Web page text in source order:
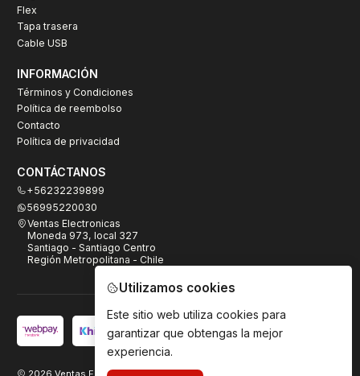
Flex
Tapa trasera
Cable USB
INFORMACIÓN
Términos y Condiciones
Política de reembolso
Contacto
Política de privacidad
CONTÁCTANOS
+56232239899
56995220030
Ventas Electronicas
Moneda 973, local 327
Santiago - Santiago Centro
Región Metropolitana - Chile
2026 Ventas Electrónicas.
Utilizamos cookies
Este sitio web utiliza cookies para
garantizar que obtengas la mejor
experiencia.